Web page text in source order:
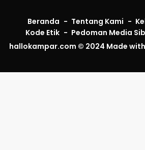
Beranda Tentang Kami
Kode Etik
Pedoman Media
hallokampar.com © 2024 Made with